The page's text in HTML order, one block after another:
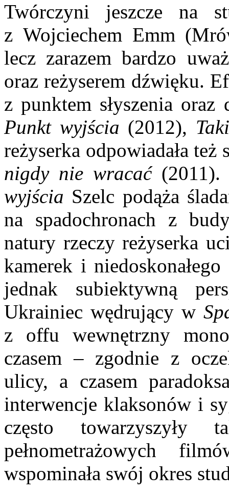
Twórczyni jeszcze na
z Wojciechem Emm
lecz zarazem bardzo
oraz reżyserem dźwięku.
z punktem słyszenia
Punkt wyjścia (2012),
reżyserka odpowiadała
nigdy nie wracać
wyjścia Szelc podąża
na spadochronach z
natury rzeczy reżyserka
kamerek i
jednak subiektywną
Ukrainiec wędrujący w
z offu wewnętrzny
czasem – zgodnie z
ulicy, a czasem
interwencje klaksonów i
często towarzyszyły
pełnometrażowych
wspominała swój okres